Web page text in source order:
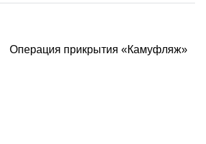
Операция прикрытия «Камуфляж»